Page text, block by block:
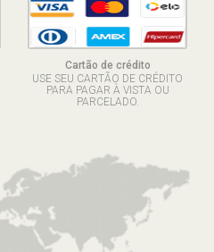
Cartão de crédito
USE SEU CARTÃO DE CRÉDITO
PARA PAGAR À VISTA OU
PARCELADO.